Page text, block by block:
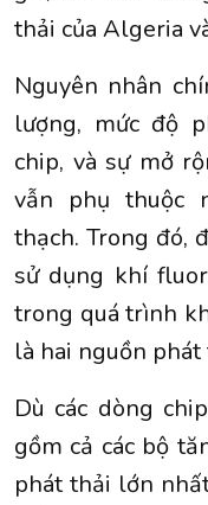
thải của Algeria
Nguyên nhân
lượng, mức độ
chip, và sự mở
vẫn phụ thuộc
thạch. Trong đó,
sử dụng khí
trong quá trình
là hai nguồn
Dù các dòng
gồm cả các bộ
phát thải lớn